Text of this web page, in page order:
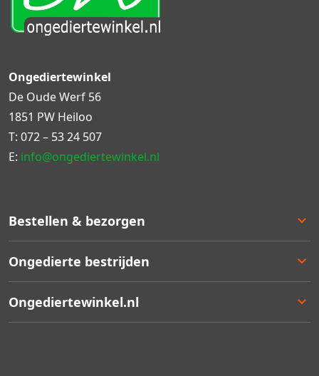
Bestellen & bezorgen
Bestellen
Bezorgen
Ongedierte bestrijden
Ongedierte keuzelulp
Ongediertewinkel.nl
Ongediertewinkel
De Oude Werf 56
1851 PW Heiloo
T: 072 – 53 24 507
E: info@ongediertewinkel.nl